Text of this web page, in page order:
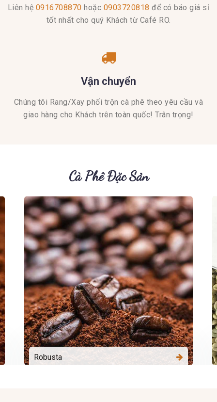
Liên hệ 0916708870 hoặc 0903720818 để có báo giá sỉ
tốt nhất cho quý Khách từ Café RO.
Vận chuyển
Chúng tôi Rang/Xay phối trộn cà phê theo yêu cầu và
giao hàng cho Khách trên toàn quốc! Trân trọng!
Cà Phê Đặc Sản
Robusta